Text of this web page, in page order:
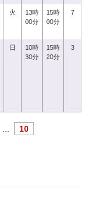
火
13時
00分
15時
00分
7
日
10時
30分
15時
20分
3
10